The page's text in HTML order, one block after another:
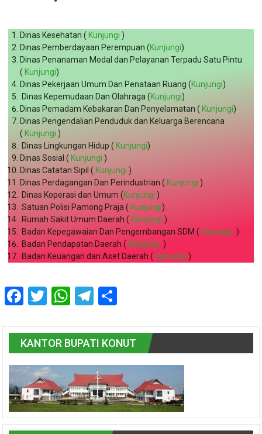
Dinas Kesehatan ( Kunjungi )
Dinas Pemberdayaan Perempuan (Kunjungi)
Dinas Penanaman Modal dan Pelayanan Terpadu Satu Pintu
( Kunjungi)
Dinas Pekerjaan Umum Dan Penataan Ruang (Kunjungi)
Dinas Kepemudaan Dan Olahraga (Kunjungi)
Dinas Pemadam Kebakaran Dan Penyelamatan ( Kunjungi)
Dinas Pengendalian Penduduk dan Keluarga Berencana
( Kunjungi )
Dinas Lingkungan Hidup ( Kunjungi)
Dinas Sosial ( Kunjungi )
Dinas Catatan Sipil ( Kunjungi)
Dinas Perdagangan Dan Perindustrian ( Kunjungi )
Dinas Koperasi dan Umum (Kunjungi)
Satuan Polisi Pamong Praja ( Kunjungi)
Rumah Sakit Umum Daerah ( Kunjungi )
Badan Kepegawaian Dan Pengembangan SDM ( Kunjungi )
Badan Pendapatan Daerah ( Kunjungi )
Badan Keuangan dan Aset Daerah ( Kunjungi)
Facebook
Twitter
WhatsApp
Telegram
KANTOR BUPATI KONUT